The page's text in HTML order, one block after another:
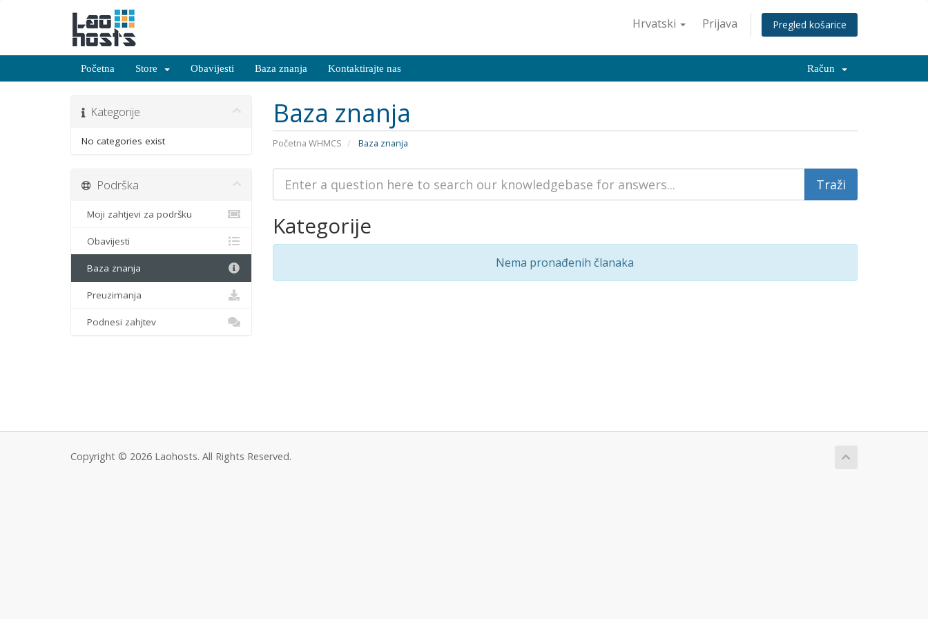
Hrvatski Prijava Pregled košarice
Početna Store Obavijesti Baza znanja Kontaktirajte nas Račun
Baza znanja
Početna WHMCS Baza znanja
Kategorije
No categories exist
Kategorije
Nema pronađenih članaka
Podrška
Moji zahtjevi za podršku
Obavijesti
Baza znanja
Preuzimanja
Podnesi zahjtev
Copyright © 2026 Laohosts. All Rights Reserved.